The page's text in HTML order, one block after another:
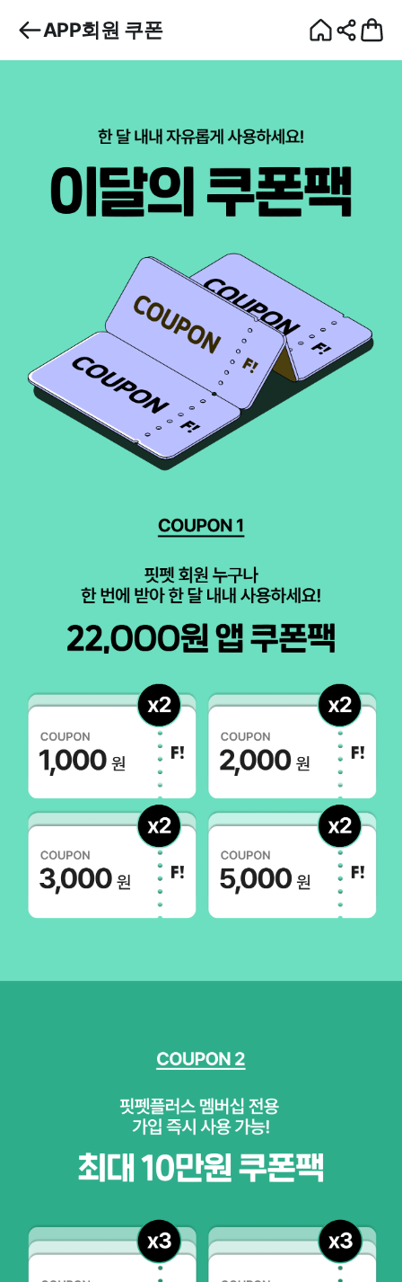
APP회원 쿠폰